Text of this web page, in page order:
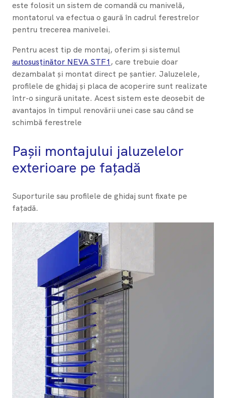
este folosit un sistem de comandă cu manivelă,
montatorul va efectua o gaură în cadrul ferestrelor
pentru trecerea manivelei.
Pentru acest tip de montaj, oferim și sistemul
autosusținător NEVA STF1, care trebuie doar
dezambalat și montat direct pe șantier. Jaluzelele,
profilele de ghidaj și placa de acoperire sunt realizate
într-o singură unitate. Acest sistem este deosebit de
avantajos în timpul renovării unei case sau când se
schimbă ferestrele
Pașii montajului jaluzelelor
exterioare pe fațadă
Suporturile sau profilele de ghidaj sunt fixate pe
fațadă.